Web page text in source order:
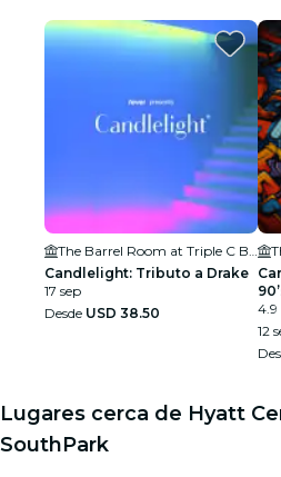
Candlelight: Tributo a Drake
17 sep
Desde USD 38.50
4.9
12
Lugares cerca de Hyatt
SouthPark